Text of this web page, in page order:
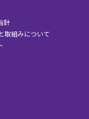
針
取組みについて